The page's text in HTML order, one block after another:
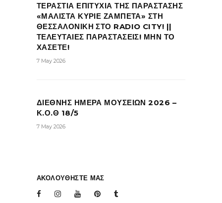
ΤΕΡΑΣΤΙΑ ΕΠΙΤΥΧΙΑ ΤΗΣ ΠΑΡΑΣΤΑΣΗΣ
«ΜΑΛΙΣΤΑ ΚΥΡΙΕ ΖΑΜΠΕΤΑ» ΣΤΗ
ΘΕΣΣΑΛΟΝΙΚΗ ΣΤΟ RADIO CITY! ||
ΤΕΛΕΥΤΑΙΕΣ ΠΑΡΑΣΤΑΣΕΙΣ! ΜΗΝ ΤΟ
ΧΑΣΕΤΕ!
7 May 2026
ΔΙΕΘΝΗΣ ΗΜΕΡΑ ΜΟΥΣΕΙΩΝ 2026 –
Κ.Ο.Θ 18/5
7 May 2026
ΑΚΟΛΟΥΘΗΣΤΕ ΜΑΣ